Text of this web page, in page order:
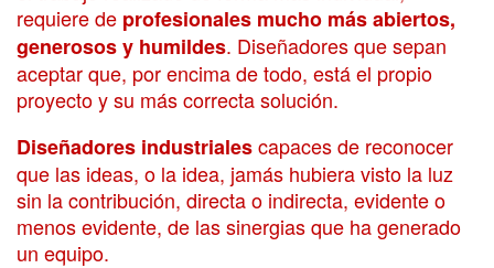
requiere de profesionales mucho más abiertos,
generosos y humildes. Diseñadores que sepan
aceptar que, por encima de todo, está el propio
proyecto y su más correcta solución.
Diseñadores industrialescapaces de reconocer
que las ideas, o la idea, jamás hubiera visto la luz
sin la contribución, directa o indirecta, evidente o
menos evidente, de las sinergias que ha generado
un equipo.